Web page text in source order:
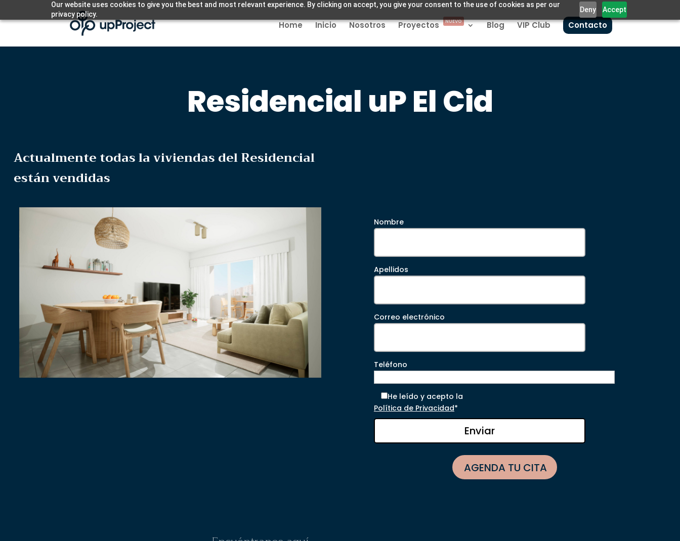
Our website uses cookies to give you the best and most relevant experience. By clicking on accept, you give your consent to the use of cookies as per our
privacy policy.
Deny Accept
Home Inicio Nosotros Proyectos NUEVO Blog VIP Club Contacto
Residencial uP El Cid
Actualmente todas la viviendas del Residencial
están vendidas
Nombre
Apellidos
Correo electrónico
Teléfono
He leído y acepto la
Política de Privacidad*
AGENDA TU CITA